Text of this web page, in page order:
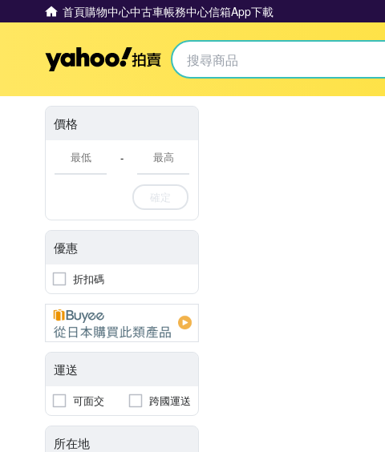
首頁購物中心中古車帳務中心信箱App下載
Yahoo拍賣
價格
-
確定
優惠
折扣碼
運送
可面交 跨國運送
所在地